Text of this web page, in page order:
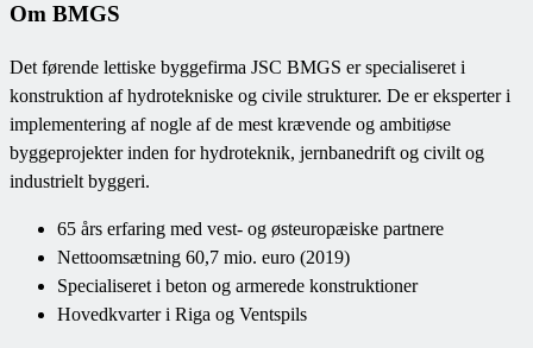
Om BMGS
Det førende lettiske byggefirma JSC BMGS er specialiseret i
konstruktion af hydrotekniske og civile strukturer. De er eksperter i
implementering af nogle af de mest krævende og ambitiøse
byggeprojekter inden for hydroteknik, jernbanedrift og civilt og
industrielt byggeri.
65 års erfaring med vest- og østeuropæiske partnere
Nettoomsætning 60,7 mio. euro (2019)
Specialiseret i beton og armerede konstruktioner
Hovedkvarter i Riga og Ventspils